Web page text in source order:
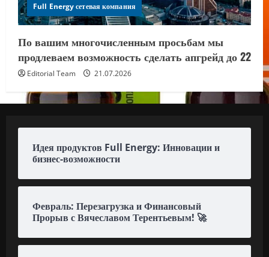
Full Energy сетевая компания
По вашим многочисленным просьбам мы
продлеваем возможность сделать апгрейд до 22
Editorial Team 21.07.2026
Идея продуктов Full Energy: Инновации и
бизнес-возможности
Февраль: Перезагрузка и Финансовый
Прорыв с Вячеславом Терентьевым! 🚀